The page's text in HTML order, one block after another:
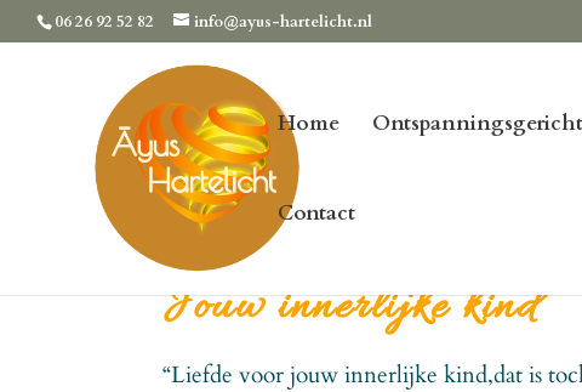
06 26 92 52 82 info@ayus-hartelicht.nl
Home Ontspanningsgericht
Contact
Jouw innerlijke kind
“Liefde voor jouw innerlijke kind,dat is